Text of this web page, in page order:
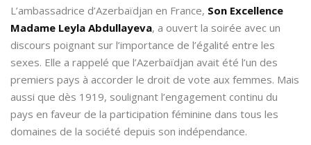
L’ambassadrice d’Azerbaïdjan en France, Son Excellence
Madame Leyla Abdullayeva, a ouvert la soirée avec un
discours poignant sur l’importance de l’égalité entre les
sexes. Elle a rappelé que l’Azerbaïdjan avait été l’un des
premiers pays à accorder le droit de vote aux femmes. Mais
aussi que dès 1919, soulignant l’engagement continu du
pays en faveur de la participation féminine dans tous les
domaines de la société depuis son indépendance.